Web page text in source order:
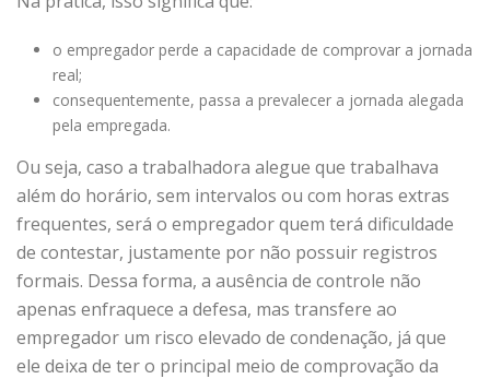
o empregador perde a capacidade de comprovar a jornada
real;
consequentemente, passa a prevalecer a jornada alegada
pela empregada.
Ou seja, caso a trabalhadora alegue que trabalhava
além do horário, sem intervalos ou com horas extras
frequentes, será o empregador quem terá dificuldade
de contestar, justamente por não possuir registros
formais. Dessa forma, a ausência de controle não
apenas enfraquece a defesa, mas transfere ao
empregador um risco elevado de condenação, já que
ele deixa de ter o principal meio de comprovação da